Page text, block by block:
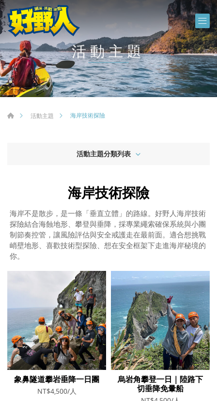
活動主題
活動主題 海岸技術探險
活動主題分類列表
海岸技術探險
海岸不是散步，是一條「垂直立體」的路線。好野人海岸技術
探險結合海蝕地形、攀登與垂降，採專業繩索確保系統與小團
制節奏控管，讓風險評估與安全戒護走在最前面。適合想挑戰
峭壁地形、喜歡技術型探險、想在安全框架下走進海岸秘境的
你。
象鼻隧道攀岩垂降一日團
NT$4,500/人
烏岩角攀登一日｜陸路下
切垂降免暈船